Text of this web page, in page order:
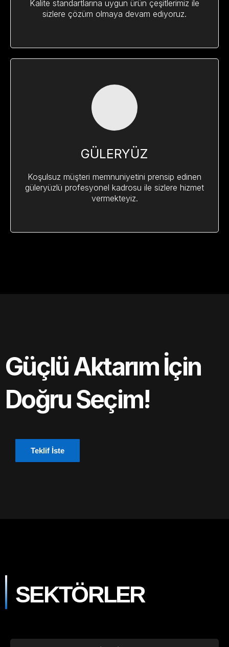
Kalite standartlarına uygun ürün çeşitlerimiz ile
sizlere çözüm olmaya devam ediyoruz.
GÜLERYÜZ
Koşulsuz müşteri memnuniyetini prensip edinen
güleryüzlü profesyonel kadrosu ile sizlere hizmet
vermekteyiz.
Güçlü Aktarım İçin
Doğru Seçim!
Teklif İste
SEKTÖRLER